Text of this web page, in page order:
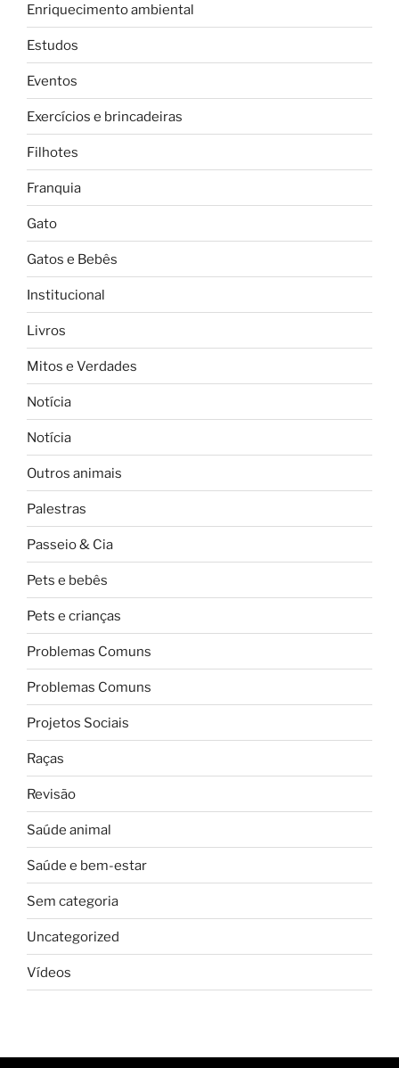
Enriquecimento ambiental
Estudos
Eventos
Exercícios e brincadeiras
Filhotes
Franquia
Gato
Gatos e Bebês
Institucional
Livros
Mitos e Verdades
Notícia
Notícia
Outros animais
Palestras
Passeio & Cia
Pets e bebês
Pets e crianças
Problemas Comuns
Problemas Comuns
Projetos Sociais
Raças
Revisão
Saúde animal
Saúde e bem-estar
Sem categoria
Uncategorized
Vídeos